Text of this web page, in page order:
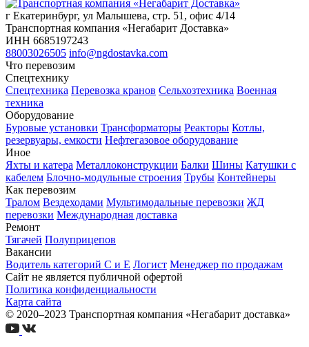
г Екатеринбург, ул Малышева, стр. 51, офис 4/14
Транспортная компания «Негабарит Доставка»
ИНН 6685197243
88003026505 info@ngdostavka.com
Что перевозим
Спецтехнику
Спецтехника Перевозка кранов Сельхозтехника Военная
техника
Оборудование
Буровые установки Трансформаторы Реакторы Котлы,
резервуары, емкости Нефтегазовое оборудование
Иное
Яхты и катера Металлоконструкции Балки Шины Катушки с
кабелем Блочно-модульные строения Трубы Контейнеры
Как перевозим
Тралом Вездеходами Мультимодальные перевозки ЖД
перевозки Международная доставка
Ремонт
Тягачей Полуприцепов
Вакансии
Водитель категорий С и Е Логист Менеджер по продажам
Сайт не является публичной офертой
Политика конфиденциальности
Карта сайта
© 2020–2023 Транспортная компания «Негабарит доставка»